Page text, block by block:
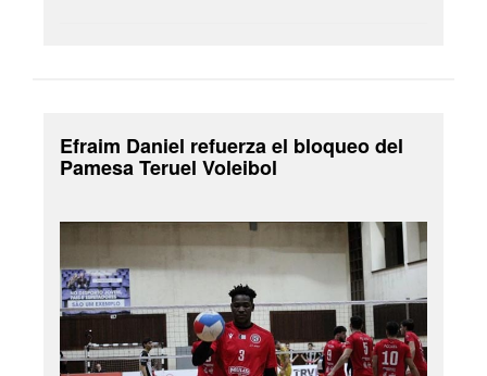
Efraim Daniel refuerza el bloqueo del
Pamesa Teruel Voleibol